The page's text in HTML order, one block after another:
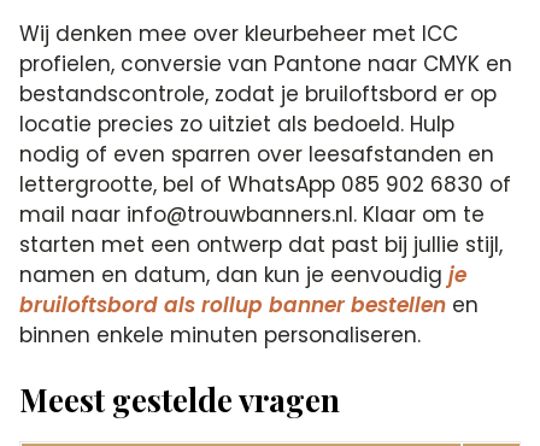
Wij denken mee over kleurbeheer met ICC
profielen, conversie van Pantone naar CMYK en
bestandscontrole, zodat je bruiloftsbord er op
locatie precies zo uitziet als bedoeld. Hulp
nodig of even sparren over leesafstanden en
lettergrootte, bel of WhatsApp 085 902 6830 of
mail naar info@trouwbanners.nl. Klaar om te
starten met een ontwerp dat past bij jullie stijl,
namen en datum, dan kun je eenvoudigje
bruiloftsbord als rollup banner bestellen en
binnen enkele minuten personaliseren.
Meest gestelde vragen